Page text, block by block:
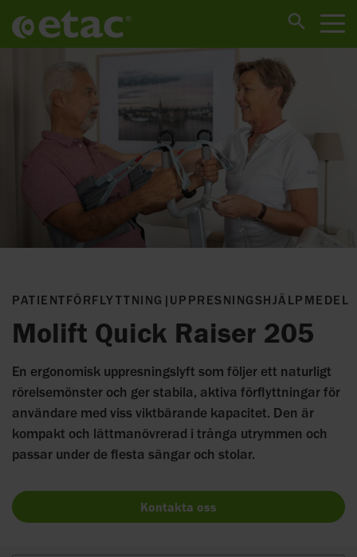
PATIENTFÖRFLYTTNING | UPPRESNINGSHJÄLPMEDEL
Molift Quick Raiser 205
En ergonomisk uppresningslyft som följer ett naturligt
rörelsemönster och ger stabila, aktiva förflyttningar för
användare med viss viktbärande kapacitet. Den är
kompakt och lättmanövrerad i trånga utrymmen och
passar under de flesta sängar och stolar.
Kontakta oss